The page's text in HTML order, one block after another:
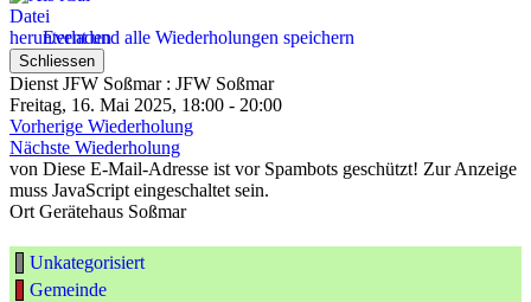
Event und alle Wiederholungen speichern
Schliessen
Dienst JFW Soßmar : JFW Soßmar
Freitag, 16. Mai 2025, 18:00 - 20:00
Vorherige Wiederholung
Nächste Wiederholung
von Diese E-Mail-Adresse ist vor Spambots geschützt! Zur Anzeige
muss JavaScript eingeschaltet sein.
Ort Gerätehaus Soßmar
Unkategorisiert
Gemeinde